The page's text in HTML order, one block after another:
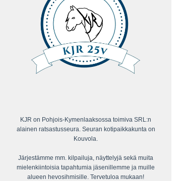
KJR on Pohjois-Kymenlaaksossa toimiva SRL:n
alainen ratsastusseura. Seuran kotipaikkakunta on
Kouvola.
Järjestämme mm. kilpailuja, näyttelyjä sekä muita
mielenkiintoisia tapahtumia jäsenillemme ja muille
alueen hevosihmisille. Tervetuloa mukaan!